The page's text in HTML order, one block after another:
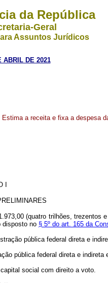
da República
Geral
Assuntos Jurídicos
ABRIL DE 2021
Estima a receita e fixa a despesa
I
(quatro trilhões,
disposto no § 5º do art. 165 da
pública federal direta e
pública federal direta e
social com direito a voto.